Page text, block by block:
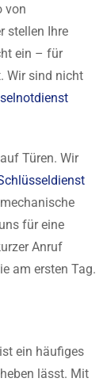
von
stellen Ihre
ein – für
Wir sind nicht
Türen. Wir
für eine
Anruf
am ersten Tag.
ein häufiges
lässt. Mit